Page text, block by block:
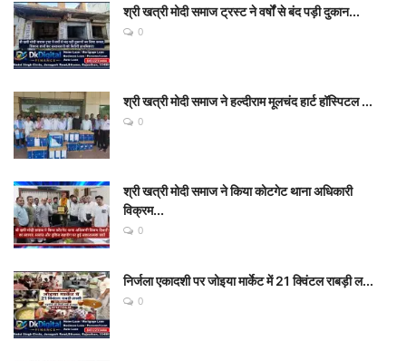
श्री खत्री मोदी समाज ट्रस्ट ने वर्षों से बंद पड़ी दुकान...
0
श्री खत्री मोदी समाज ने हल्दीराम मूलचंद हार्ट हॉस्पिटल ...
0
श्री खत्री मोदी समाज ने किया कोटगेट थाना अधिकारी
विक्रम...
0
निर्जला एकादशी पर जोइया मार्केट में 21 क्विंटल राबड़ी ल...
0